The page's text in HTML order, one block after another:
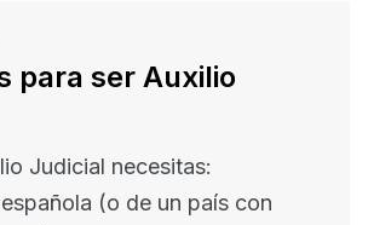
para ser Auxilio
Judicial necesitas:
(o de un país con